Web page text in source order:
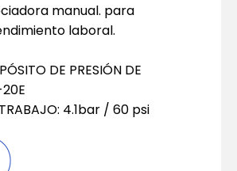
manual. para
laboral.
DE PRESIÓN DE
4.1bar / 60 psi